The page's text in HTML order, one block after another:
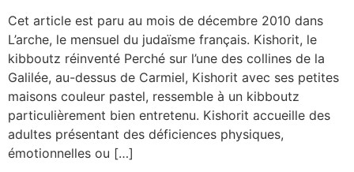
Cet article est paru au mois de décembre 2010 dans
L’arche, le mensuel du judaïsme français. Kishorit, le
kibboutz réinventé Perché sur l’une des collines de la
Galilée, au-dessus de Carmiel, Kishorit avec ses petites
maisons couleur pastel, ressemble à un kibboutz
particulièrement bien entretenu. Kishorit accueille des
adultes présentant des déficiences physiques,
émotionnelles ou […]